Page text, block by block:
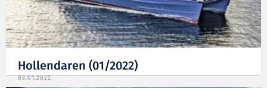
Hollendaren (01/2022)
03.01.2022